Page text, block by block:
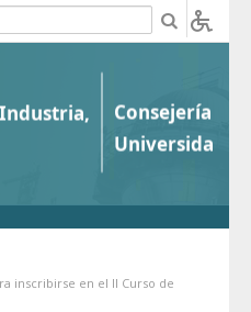
inscribirse en el II Curso de